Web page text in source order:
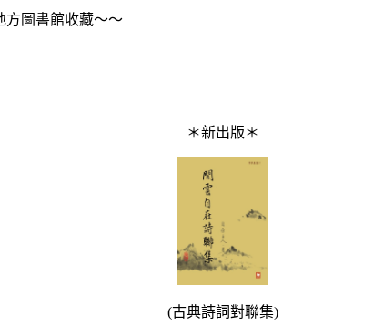
方圖書館收藏～～
＊新出版＊
(古典詩詞對聯集)